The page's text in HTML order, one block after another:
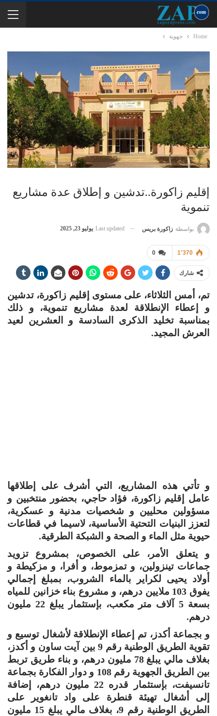
Home جهوية
إقليم زاكورة..تدشين و إطلاق عدة مشاريع
تنموية
بواسطة زاكورة بريس Last updated يوليو 23, 2025
0 1٬370
شارك
تم، أمس الثلاثاء، على مستوى إقليم زاكورة، تدشين
و إعطاء الإنطلاقة لعدة مشاريع تنموية، و ذلك
بمناسبة تخليد الذكرى السادسة و العشرين لعيد
العرش المجيد.
و تأتي هذه المشاريع، التي أشرف على إطلاقها
عامل إقليم زاكورة، فؤاد حاجي، بحضور منتخبين و
مسؤولين محليين و شخصيات مدنية و عسكرية،
لتعزز البنيات التحتية الأساسية، لاسيما في قطاعات
حيوية مثل الماء و الصحة و الشبكة الطرقية.
و يتعلق الأمر، على الخصوص، بمشروع تزويد
جماعات تينزولين، و تمزموط، و أفرا، و مزكيطة و
أولاد يحيى لكراير بالماء الشروب، بمبلغ إجمالي
يفوق 103 ملايين درهم، و مشروع بناء خزانين للمياه
بسعة 5 آلاف متر مكعب، بإستثمار يبلغ 22 مليون
درهم.
و بجماعة أكدز، تم إعطاء الإنطلاقة لأشغال توسيع و
تقوية الطريق الوطنية رقم 9 بين آيت ساون و أكدز،
بغلاف مالي يبلغ 78 مليون درهم، و بناء طريق تربط
بين الطريق الجهوية رقم 108 و دوار الفكارة بجماعة
تانسيفت، بإستثمار قدره 22 مليون درهم، إضافة
إلى أشغال تهيئة قنطرة على واد تانغوير على
الطريق الوطنية رقم 9، بغلاف مالي يبلغ 15 مليون